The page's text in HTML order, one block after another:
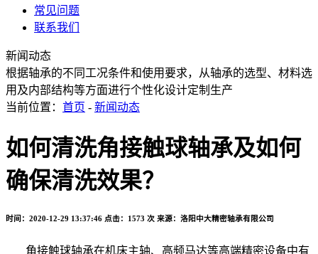
常见问题
联系我们
新闻动态
根据轴承的不同工况条件和使用要求，从轴承的选型、材料选
用及内部结构等方面进行个性化设计定制生产
当前位置： 首页 - 新闻动态
如何清洗角接触球轴承及如何
确保清洗效果？
时间：2020-12-29 13:37:46 点击：1573 次 来源：洛阳中大精密轴承有限公司
角接触球轴承在机床主轴、高频马达等高端精密设备中有